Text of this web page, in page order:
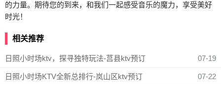
的力量。期待您的到来，和我们一起感受音乐的魔力，享受美好
时光！
相关推荐
日照小时场ktv，探寻独特玩法-莒县ktv预订 07-19
日照小时场KTV全新总排行-岚山区ktv预订 07-22